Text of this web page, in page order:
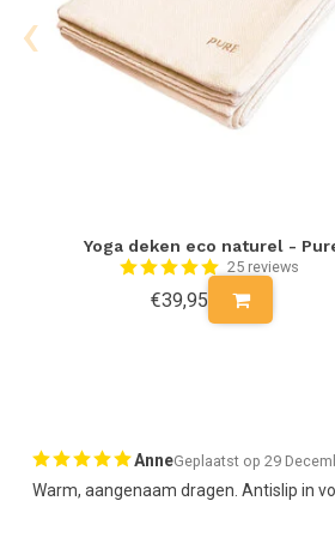
SOXS: mooi design, verantwoord
Wist je dat deze yoga sokken een leuk
Een spannend paars randje op een
het enige kenmerkende van deze
wol komt namelijk van schapen die
Onderhoud
Omdat wol een zelfreinigend
kan het gebeuren dat de sokken
Daarna niet de sokken in de droger
Yoga deken eco naturel -
25 reviews
€39,95
‹
AnneGeplaatst op 29
Warm, aangenaam dragen. Antislip in